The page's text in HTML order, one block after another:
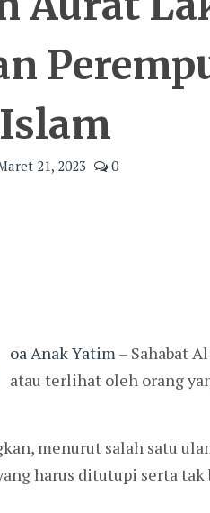
21, 2023 0
oa Anak Yatim – Sahabat
atau terlihat oleh orang
menurut salah satu
harus ditutupi serta